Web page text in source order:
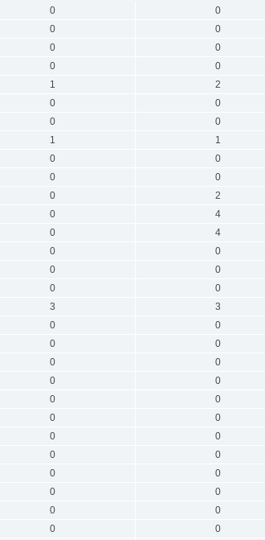
0 0
0 0
0 0
0 0
1 2
0 0
0 0
1 1
0 0
0 0
0 2
0 4
0 4
0 0
0 0
0 0
3 3
0 0
0 0
0 0
0 0
0 0
0 0
0 0
0 0
0 0
0 0
0 0
0 0